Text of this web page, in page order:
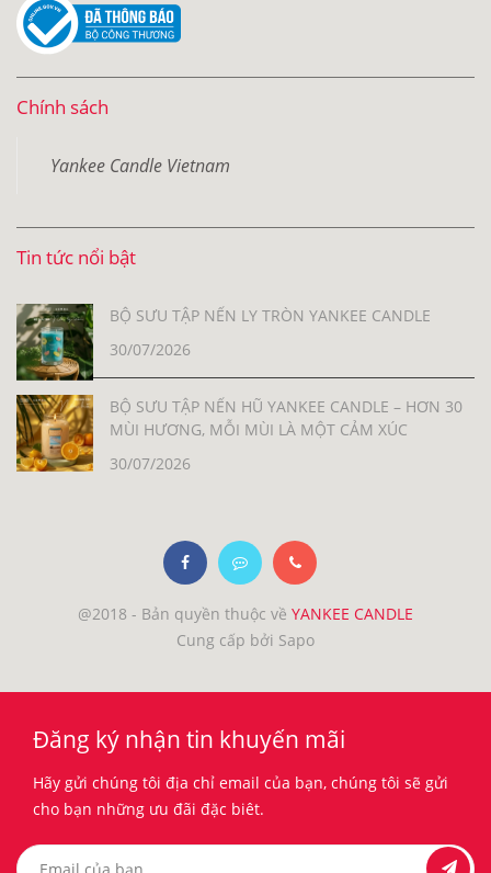
Chính sách
Yankee Candle Vietnam
Tin tức nổi bật
BỘ SƯU TẬP NẾN LY TRÒN YANKEE CANDLE
30/07/2026
BỘ SƯU TẬP NẾN HŨ YANKEE CANDLE – HƠN 30
MÙI HƯƠNG, MỖI MÙI LÀ MỘT CẢM XÚC
30/07/2026
@2018 - Bản quyền thuộc về YANKEE CANDLE
Cung cấp bởi Sapo
Đăng ký nhận tin khuyến mãi
Hãy gửi chúng tôi địa chỉ email của bạn, chúng tôi sẽ gửi
cho bạn những ưu đãi đặc biêt.